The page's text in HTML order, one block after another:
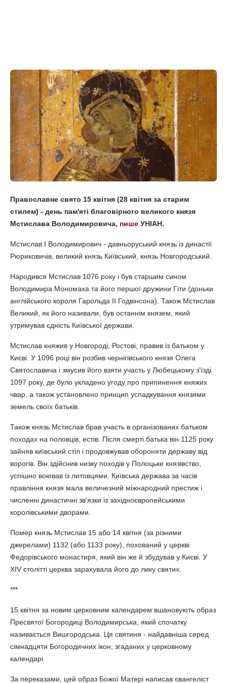
Православне свято 15 квітня (28 квітня за старим
стилем) - день пам'яті благовірного великого князя
Мстислава Володимировича, пише УНІАН.
Мстислав I Володимирович - давньоруський князь із династії
Рюриковичів, великий князь Київський, князь Новгородський.
Народився Мстислав 1076 року і був старшим сином
Володимира Мономаха та його першої дружини Гіти (доньки
англійського короля Гарольда II Годвінсона). Також Мстислав
Великий, як його називали, був останнім князем, який
утримував єдність Київської держави.
Мстислав княжив у Новгороді, Ростові, правив із батьком у
Києві. У 1096 році він розбив чернігівського князя Олега
Святославича і змусив його взяти участь у Любецькому з'їзді
1097 року, де було укладено угоду про припинення княжих
чвар, а також установлено принцип успадкування князями
земель своїх батьків.
Також князь Мстислав брав участь в організованих батьком
походах на половців, естів. Після смерті батька він 1125 року
зайняв київський стіл і продовжував обороняти державу від
ворогів. Він здійснив низку походів у Полоцьке князівство,
успішно воював із литовцями. Київська держава за часів
правління князя мала величезний міжнародний престиж і
численні династичні зв'язки із західноєвропейськими
королівськими дворами.
Помер князь Мстислав 15 або 14 квітня (за різними
джерелами) 1132 (або 1133 року), похований у церкві
Федорівського монастиря, який він же й збудував у Києві. У
XIV столітті церква зарахувала його до лику святих.
***
15 квітня за новим церковним календарем вшановують образ
Пресвятої Богородиці Володимирська, який спочатку
називається Вишгородська. Ця святиня - найдавніша серед
сімнадцяти Богородичних ікон, згаданих у церковному
календарі.
За переказами, цей образ Божої Матері написав євангеліст